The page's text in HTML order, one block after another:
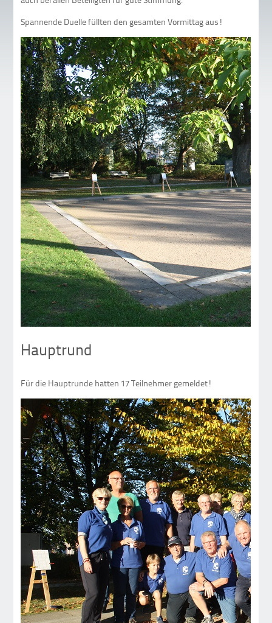
Spannende Duelle füllten den gesamten Vormittag aus!
Hauptrund
Für die Hauptrunde hatten 17 Teilnehmer gemeldet!